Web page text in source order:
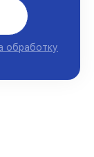
обработку